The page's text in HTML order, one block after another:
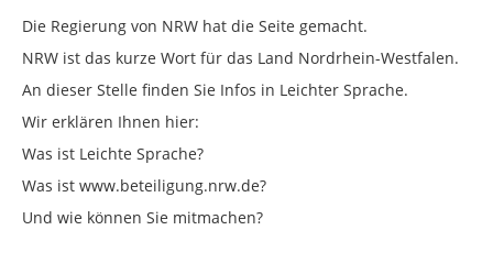
Die Regierung von NRW hat die Seite gemacht.
NRW ist das kurze Wort für das Land Nordrhein-Westfalen.
An dieser Stelle finden Sie Infos in Leichter Sprache.
Wir erklären Ihnen hier:
Was ist Leichte Sprache?
Was ist www.beteiligung.nrw.de?
Und wie können Sie mitmachen?